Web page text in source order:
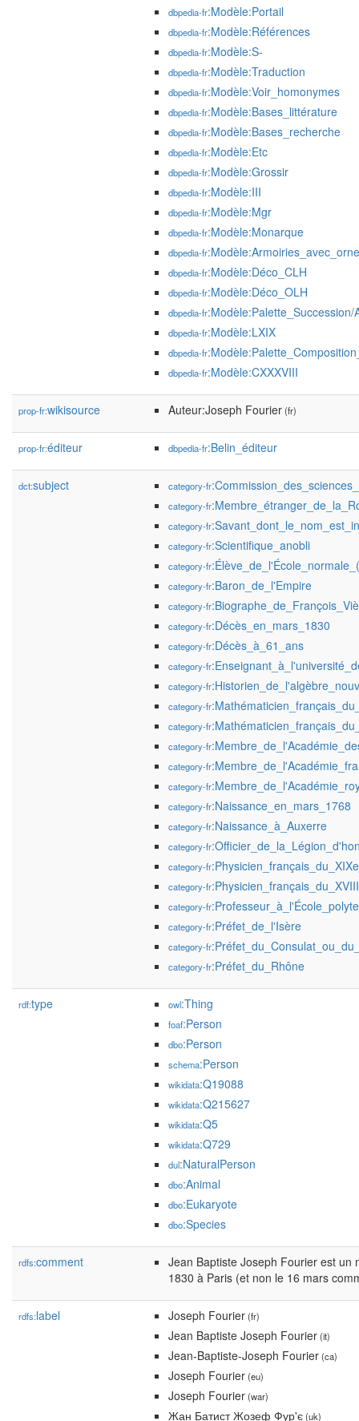
dbpedia-fr:Modèle:Portail
dbpedia-fr:Modèle:Références
dbpedia-fr:Modèle:S-
dbpedia-fr:Modèle:Traduction
dbpedia-fr:Modèle:Voir_homonymes
dbpedia-fr:Modèle:Bases_littérature
dbpedia-fr:Modèle:Bases_recherche
dbpedia-fr:Modèle:Etc
dbpedia-fr:Modèle:Grossir
dbpedia-fr:Modèle:III
dbpedia-fr:Modèle:Mgr
dbpedia-fr:Modèle:Monarque
dbpedia-fr
dbpedia-fr:Modèle:Déco_CLH
dbpedia-fr:Modèle:Déco_OLH
dbpedia-fr
dbpedia-fr:Modèle:LXIX
dbpedia-fr
dbpedia-fr:Modèle:CXXXVIII
prop-fr:wikisource Auteur:Joseph Fourier(fr)
prop-fr:éditeur dbpedia-fr:Belin_éditeur
dct:subject category-fr
category-fr
category-fr
category-fr:Scientifique_anobli
category-fr
category-fr:Baron_de_l'Empire
category-fr
category-fr:Décès_en_mars_1830
category-fr:Décès_à_61_ans
category-fr
category-fr
category-fr
category-fr
category-fr
category-fr
category-fr
category-fr:Naissance_en_mars_1768
category-fr:Naissance_à_Auxerre
category-fr
category-fr
category-fr
category-fr
category-fr:Préfet_de_l'Isère
category-fr
category-fr:Préfet_du_Rhône
rdf:type owl:Thing
foaf:Person
dbo:Person
schema:Person
wikidata:Q19088
wikidata:Q215627
wikidata:Q5
wikidata:Q729
dul:NaturalPerson
dbo:Animal
dbo:Eukaryote
dbo:Species
rdfs:comment
Jean Baptiste Joseph Fourier est un
1830 à Paris (et non le 16 mars
rdfs:label Joseph Fourier(fr)
Jean Baptiste Joseph Fourier(it)
Jean-Baptiste-Joseph Fourier(ca)
Joseph Fourier(eu)
Joseph Fourier(war)
Жан Батист Жозеф Фур'є(uk)